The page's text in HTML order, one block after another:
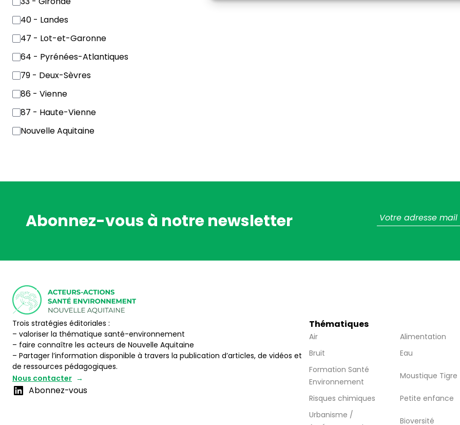
40 - Landes
47 - Lot-et-Garonne
64 - Pyrénées-Atlantiques
79 - Deux-Sèvres
86 - Vienne
87 - Haute-Vienne
Nouvelle Aquitaine
Abonnez-vous à notre newsletter
Trois stratégies éditoriales :
– valoriser la thématique santé-environnement
– faire connaître les acteurs de Nouvelle Aquitaine
– Partager l’information disponible à travers la publication d’articles, de vidéos et
de ressources pédagogiques.
Nous contacter
Abonnez-vous
Thématiques
Air
Alimentation
Bruit
Eau
Formation Santé
Environnement
Moustique Tigre
Risques chimiques
Petite enfance
Urbanisme /
Bioversité